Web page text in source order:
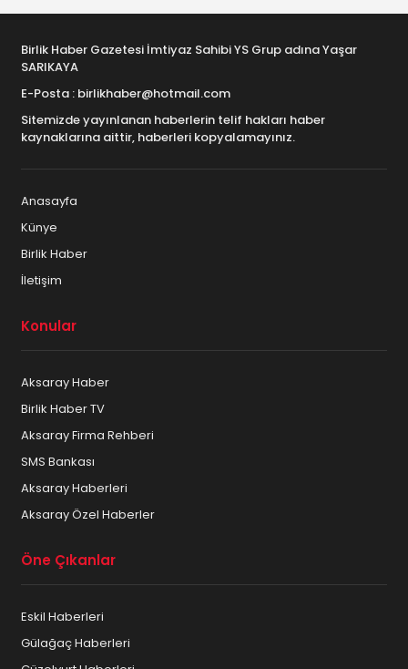
Birlik Haber Gazetesi İmtiyaz Sahibi YS Grup adına Yaşar
SARIKAYA
E-Posta : birlikhaber@hotmail.com
Sitemizde yayınlanan haberlerin telif hakları haber
kaynaklarına aittir, haberleri kopyalamayınız.
Anasayfa
Künye
Birlik Haber
İletişim
Konular
Aksaray Haber
Birlik Haber TV
Aksaray Firma Rehberi
SMS Bankası
Aksaray Haberleri
Aksaray Özel Haberler
Öne Çıkanlar
Eskil Haberleri
Gülağaç Haberleri